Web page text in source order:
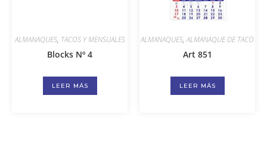
ALMANAQUES, TACOS Y MENSUALES
Blocks Nº 4
LEER MÁS
ALMANAQUES,ALMANAQUE DE TACO
Art 851
LEER MÁS